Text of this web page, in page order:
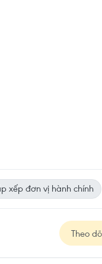
xếp đơn vị hành chính
Theo